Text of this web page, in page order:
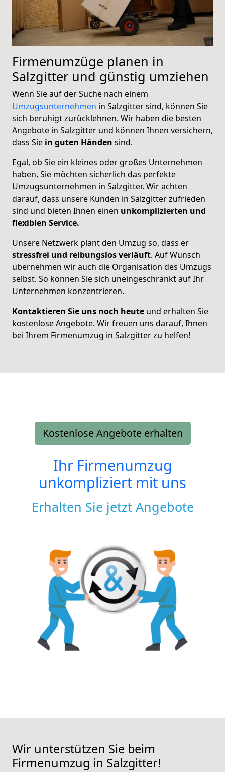
Firmenumzüge planen in
Salzgitter und günstig umziehen
Wenn Sie auf der Suche nach einem
Umzugsunternehmen in Salzgitter sind, können Sie
sich beruhigt zurücklehnen. Wir haben die besten
Angebote in Salzgitter und können Ihnen versichern,
dass Sie in guten Händen sind.
Egal, ob Sie ein kleines oder großes Unternehmen
haben, Sie möchten sicherlich das perfekte
Umzugsunternehmen in Salzgitter. Wir achten
darauf, dass unsere Kunden in Salzgitter zufrieden
sind und bieten Ihnen einen unkomplizierten und
flexiblen Service.
Unsere Netzwerk plant den Umzug so, dass er
stressfrei und reibungslos verläuft. Auf Wunsch
übernehmen wir auch die Organisation des Umzugs
selbst. So können Sie sich uneingeschränkt auf Ihr
Unternehmen konzentrieren.
Kontaktieren Sie uns noch heute und erhalten Sie
kostenlose Angebote. Wir freuen uns darauf, Ihnen
bei Ihrem Firmenumzug in Salzgitter zu helfen!
Kostenlose Angebote erhalten
Ihr Firmenumzug
unkompliziert mit uns
Erhalten Sie jetzt Angebote
Wir unterstützen Sie beim
Firmenumzug in Salzgitter!